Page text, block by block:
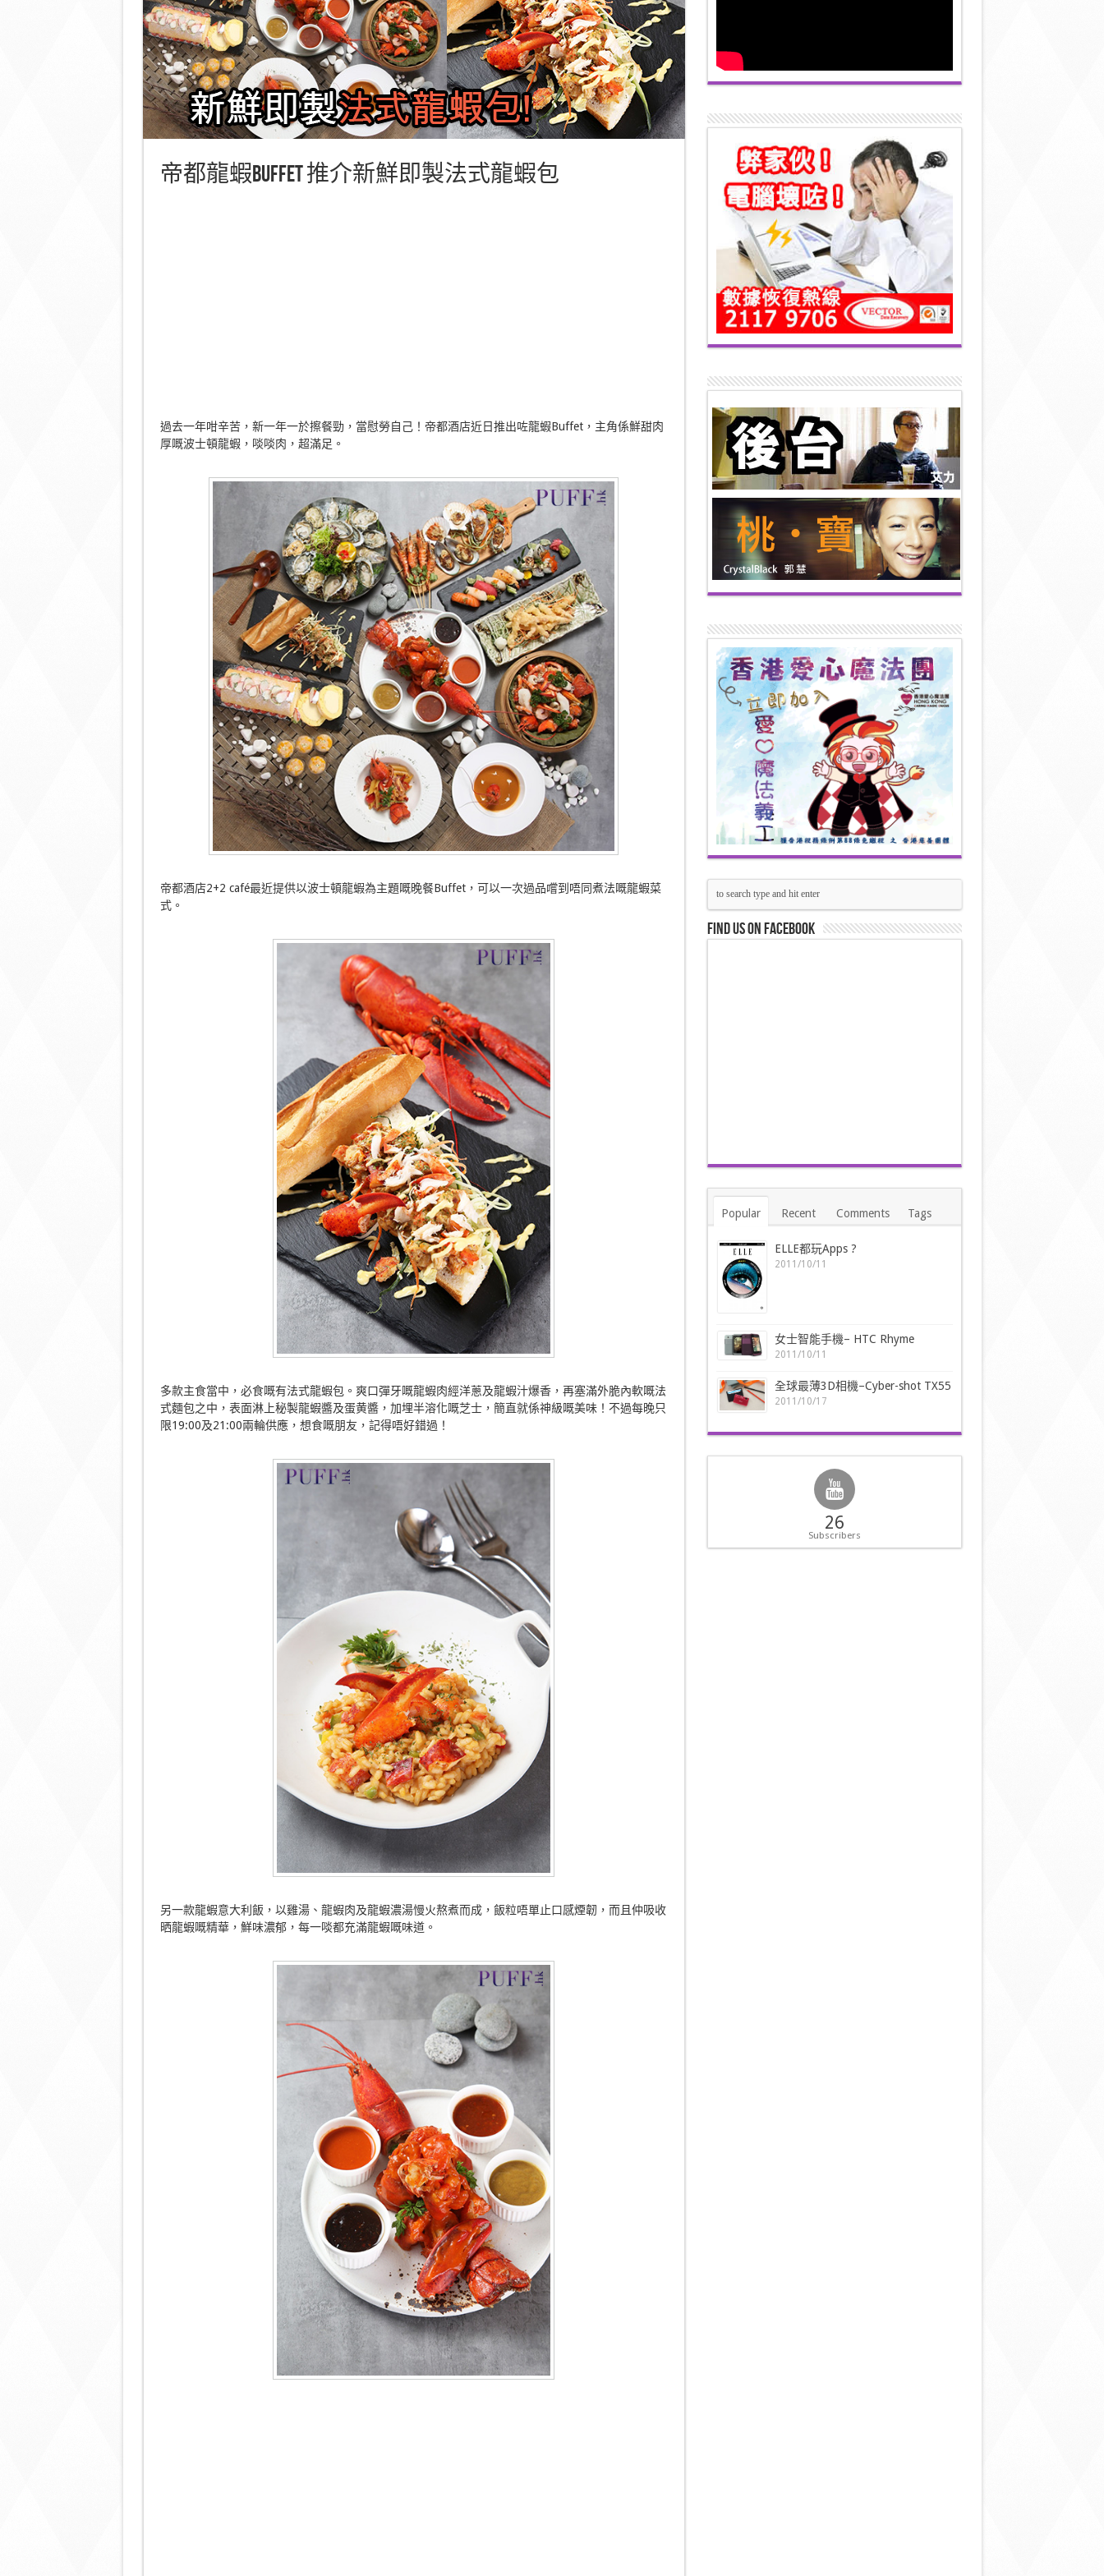
帝都龍蝦Buffet 推介新鮮即製法式龍蝦包
過去一年咁辛苦，新一年一於擦餐勁，當慰勞自己！帝都酒店近日推出咗龍蝦Buffet，主角係鮮甜肉
厚嘅波士頓龍蝦，啖啖肉，超滿足。
帝都酒店2+2 café最近提供以波士頓龍蝦為主題嘅晚餐Buffet，可以一次過品嚐到唔同煮法嘅龍蝦菜
式。
多款主食當中，必食嘅有法式龍蝦包。爽口彈牙嘅龍蝦肉經洋蔥及龍蝦汁爆香，再塞滿外脆內軟嘅法
式麵包之中，表面淋上秘製龍蝦醬及蛋黄醬，加埋半溶化嘅芝士，簡直就係神級嘅美味！不過每晚只
限19:00及21:00兩輪供應，想食嘅朋友，記得唔好錯過！
另一款龍蝦意大利飯，以雞湯、龍蝦肉及龍蝦濃湯慢火熬煮而成，飯粒唔單止口感煙韌，而且仲吸收
晒龍蝦嘅精華，鮮味濃郁，每一啖都充滿龍蝦嘅味道。
Find us on Facebook
Popular Recent Comments Tags
ELLE都玩Apps ?
2011/10/11
女士智能手機– HTC Rhyme
2011/10/11
全球最薄3D相機–Cyber-shot TX55
2011/10/17
26
Subscribers